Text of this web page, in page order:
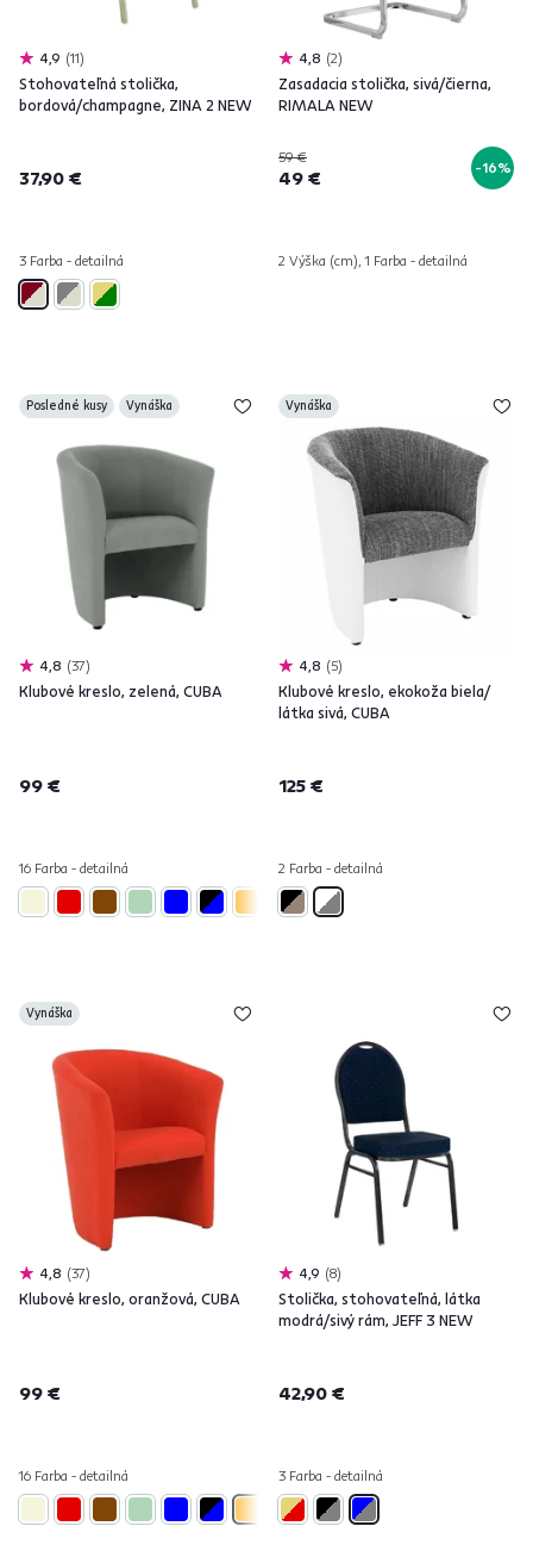
4,9 11
Stohovateľná stolička,
bordová/champagne, ZINA 2 NEW
37,90 €
3 Farba - detailná
4,8 2
Zasadacia stolička, sivá/čierna,
RIMALA NEW
59 €
49 € -16%
2 Výška (cm), 1 Farba - detailná
Posledné kusy Vynáška
4,8 37
Klubové kreslo, zelená, CUBA
99 €
16 Farba - detailná
Vynáška
4,8 5
Klubové kreslo, ekokoža biela/
látka sivá, CUBA
125 €
2 Farba - detailná
Vynáška
4,8 37
Klubové kreslo, oranžová, CUBA
99 €
16 Farba - detailná
4,9 8
Stolička, stohovateľná, látka
modrá/sivý rám, JEFF 3 NEW
42,90 €
3 Farba - detailná